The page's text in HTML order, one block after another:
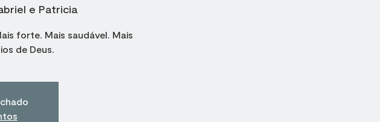
e Patricia
forte. Mais saudável. Mais
de Deus.